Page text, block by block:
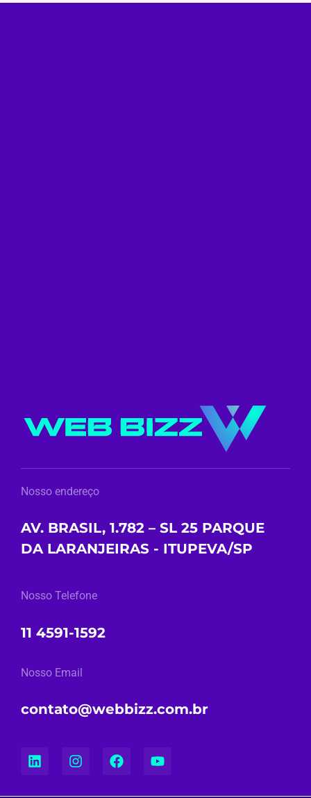
Nosso endereço
AV. BRASIL, 1.782 – SL 25 PARQUE
DA LARANJEIRAS - ITUPEVA/SP
Nosso Telefone
11 4591-1592
Nosso Email
contato@webbizz.com.br